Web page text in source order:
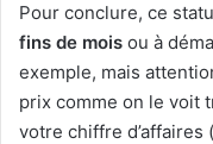
Pour conclure, ce
fins de mois ou à
exemple, mais
prix comme on le voit
votre chiffre d’affaires